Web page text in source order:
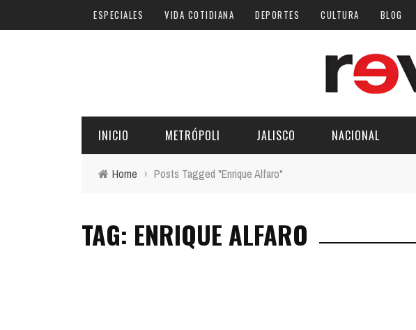
ESPECIALES VIDA COTIDIANA DEPORTES CULTURA BLOG
INICIO METRÓPOLI JALISCO NACIONAL
Home › Posts Tagged "Enrique Alfaro"
TAG: ENRIQUE ALFARO